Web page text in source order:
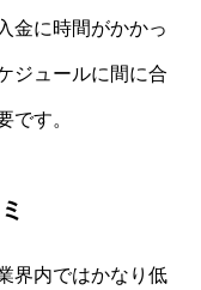
金に時間がかかっ
ジュールに間に合
です。
界内ではかなり低